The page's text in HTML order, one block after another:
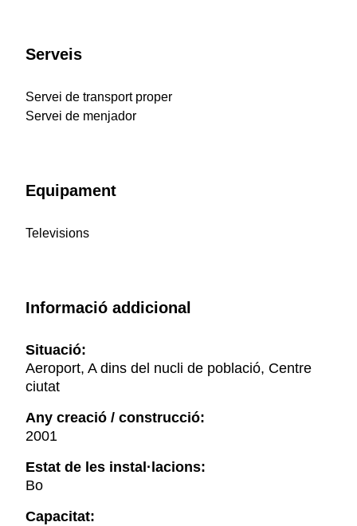
Serveis
Servei de transport proper
Servei de menjador
Equipament
Televisions
Informació addicional
Situació:
Aeroport, A dins del nucli de població, Centre
ciutat
Any creació / construcció:
2001
Estat de les instal·lacions:
Bo
Capacitat: